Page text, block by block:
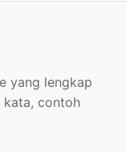
yang lengkap
kata, contoh